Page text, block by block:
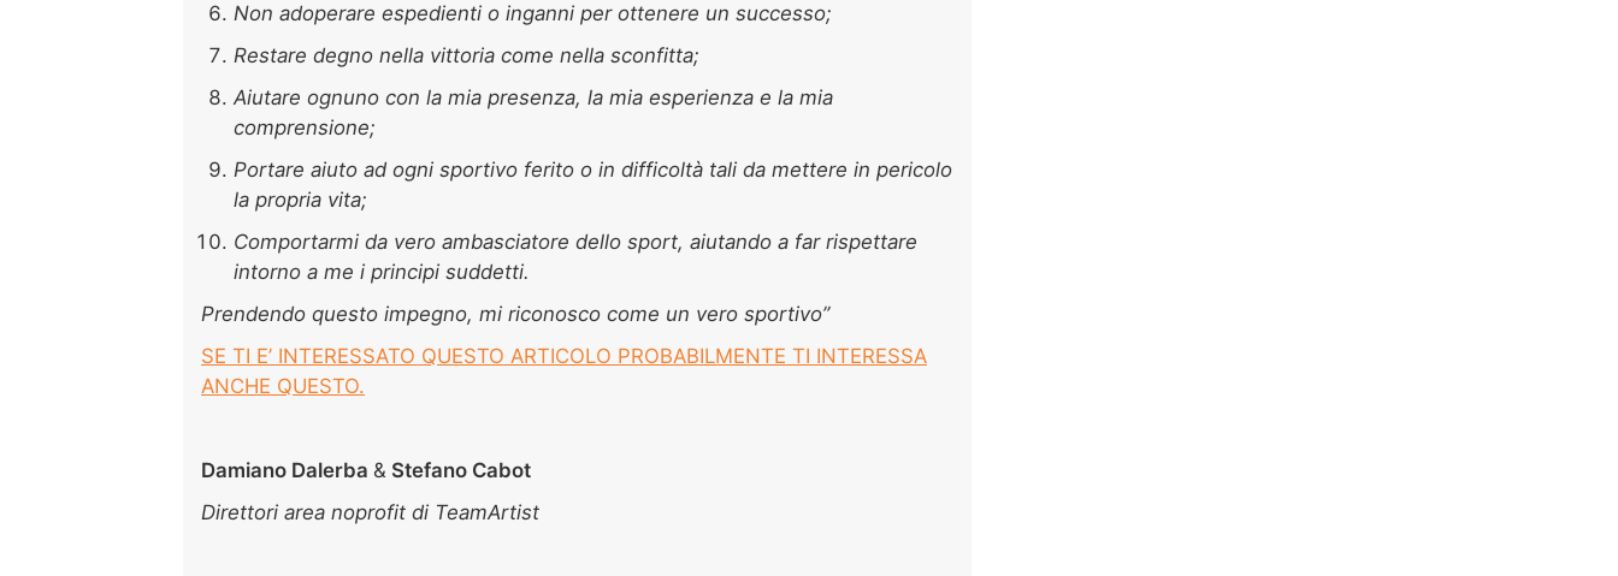
Non adoperare espedienti o inganni per ottenere un successo;
Restare degno nella vittoria come nella sconfitta;
Aiutare ognuno con la mia presenza, la mia esperienza e la mia
comprensione;
Portare aiuto ad ogni sportivo ferito o in difficoltà tali da mettere in pericolo
la propria vita;
Comportarmi da vero ambasciatore dello sport, aiutando a far rispettare
intorno a me i principi suddetti.
Prendendo questo impegno, mi riconosco come un vero sportivo”
SE TI E’ INTERESSATO QUESTO ARTICOLO PROBABILMENTE TI INTERESSA
ANCHE QUESTO.
Damiano Dalerba & Stefano Cabot
Direttori area noprofit di TeamArtist